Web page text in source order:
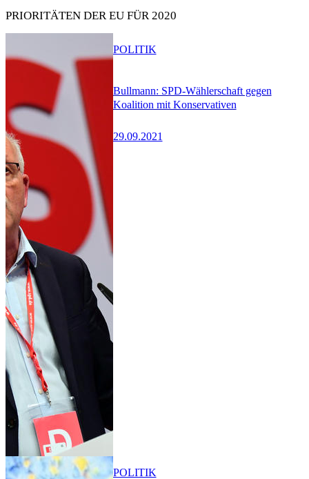
PRIORITÄTEN DER EU FÜR 2020
Bullmann: SPD-Wählerschaft gegen
Koalition mit Konservativen
29.09.2021
POLITIK
POLITIK